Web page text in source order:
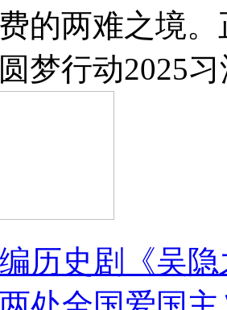
的两难之境
梦行动2025
历史剧《吴